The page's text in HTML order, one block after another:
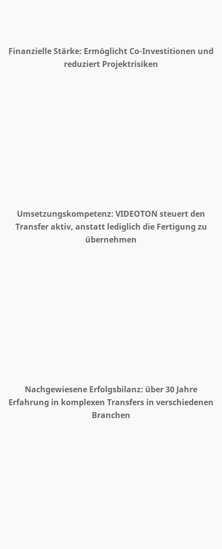
Finanzielle Stärke: Ermöglicht Co-Investitionen und
reduziert Projektrisiken
Umsetzungskompetenz: VIDEOTON steuert den
Transfer aktiv, anstatt lediglich die Fertigung zu
übernehmen
Nachgewiesene Erfolgsbilanz: über 30 Jahre
Erfahrung in komplexen Transfers in verschiedenen
Branchen